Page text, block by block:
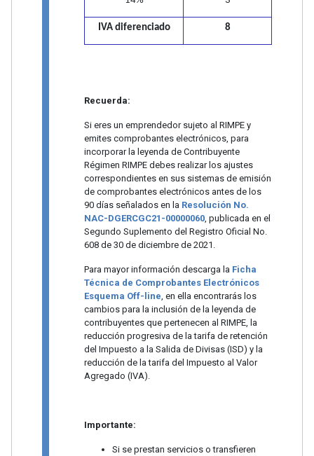
IVA diferenciado 8
Recuerda:
Si eres un emprendedor sujeto al RIMPE y
emites comprobantes electrónicos, para
incorporar la leyenda de Contribuyente
Régimen RIMPE debes realizar los ajustes
correspondientes en sus sistemas de emisión
de comprobantes electrónicos antes de los
90 días señalados en la Resolución No.
NAC-DGERCGC21-00000060, publicada en el
Segundo Suplemento del Registro Oficial No.
608 de 30 de diciembre de 2021.
Para mayor información descarga la Ficha
Técnica de Comprobantes Electrónicos
Esquema Off-line , en ella encontrarás los
cambios para la inclusión de la leyenda de
contribuyentes que pertenecen al RIMPE, la
reducción progresiva de la tarifa de retención
del Impuesto a la Salida de Divisas (ISD) y la
reducción de la tarifa del Impuesto al Valor
Agregado (IVA).
Importante:
Si se prestan servicios o transfieren